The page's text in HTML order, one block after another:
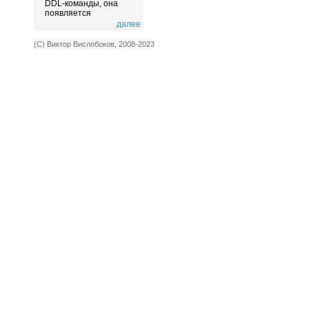
DDL-команды, она
появляется
далее
(С) Виктор Вислобоков, 2008-2023